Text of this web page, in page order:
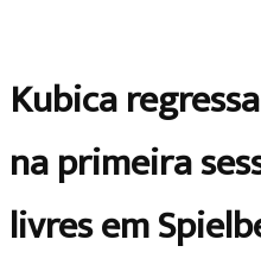
Kubica
na primeira
livres em